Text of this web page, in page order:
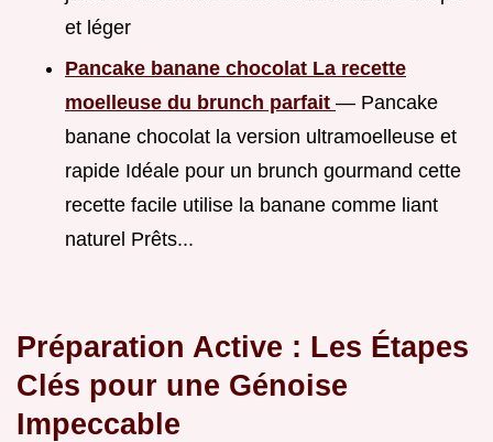
et léger
Pancake banane chocolat La recette
moelleuse du brunch parfait — Pancake
banane chocolat la version ultramoelleuse et
rapide Idéale pour un brunch gourmand cette
recette facile utilise la banane comme liant
naturel Prêts...
Préparation Active : Les Étapes
Clés pour une Génoise
Impeccable